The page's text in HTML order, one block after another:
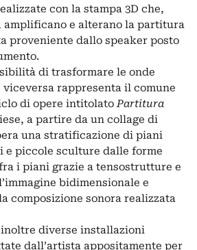
con la stampa 3D che,
amplificano e alterano la partitura
proveniente dallo speaker posto
di trasformare le onde
rappresenta il comune
di opere intitolatoPartitura
a partire da un collage di
una stratificazione di piani
e piccole sculture dalle forme
i piani grazie a tensostrutture e
bidimensionale e
composizione sonora realizzata
diverse installazioni
dall’artista appositamente per